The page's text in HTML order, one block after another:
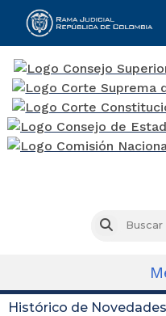
Buscar
Histórico de Novedades